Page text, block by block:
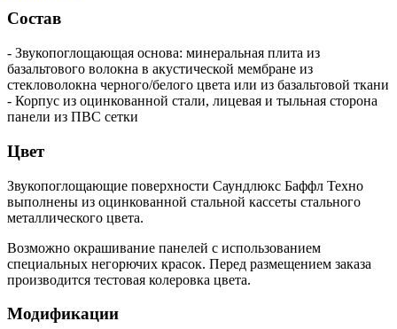
Состав
- Звукопоглощающая основа: минеральная плита из
базальтового волокна в акустической мембране из
стекловолокна черного/белого цвета или из базальтовой ткани
- Корпус из оцинкованной стали, лицевая и тыльная сторона
панели из ПВС сетки
Цвет
Звукопоглощающие поверхности Саундлюкс Баффл Техно
выполнены из оцинкованной стальной кассеты стального
металлического цвета.
Возможно окрашивание панелей с использованием
специальных негорючих красок. Перед размещением заказа
производится тестовая колеровка цвета.
Модификации